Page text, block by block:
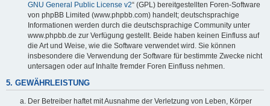
GNU General Public License v2“ (GPL) bereitgestellten Foren-Software
von phpBB Limited (www.phpbb.com) handelt; deutschsprachige
Informationen werden durch die deutschsprachige Community unter
www.phpbb.de zur Verfügung gestellt. Beide haben keinen Einfluss auf
die Art und Weise, wie die Software verwendet wird. Sie können
insbesondere die Verwendung der Software für bestimmte Zwecke nicht
untersagen oder auf Inhalte fremder Foren Einfluss nehmen.
5. GEWÄHRLEISTUNG
Der Betreiber haftet mit Ausnahme der Verletzung von Leben, Körper